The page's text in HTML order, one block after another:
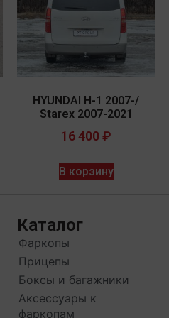
HYUNDAI H-1 2007-/
Starex 2007-2021
16 400 ₽
В корзину
Каталог
Фаркопы
Прицепы
Боксы и багажники
Аксессуары к
фаркопам